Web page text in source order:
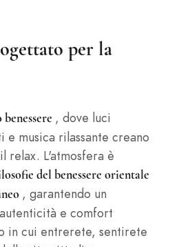
per la
, dove luci
e musica rilassante creano
relax. L'atmosfera è
del benessere orientale
, garantendo un
e comfort
in cui entrerete, sentirete